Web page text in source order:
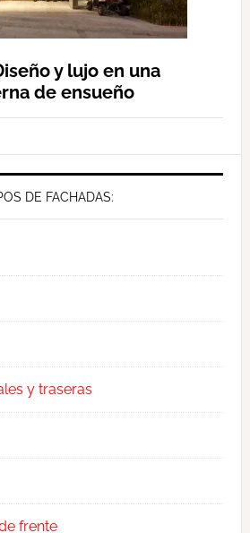
y lujo en una
de ensueño
DE FACHADAS:
y traseras
frente